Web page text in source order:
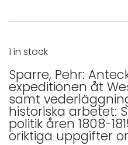
Sparre, Pehr:
expeditionen åt
samt
historiska arbetet:
politik åren 1808-
oriktiga uppgifter
1 in stock